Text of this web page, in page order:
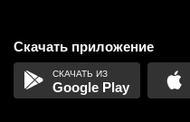
Скачать приложение
Google Play